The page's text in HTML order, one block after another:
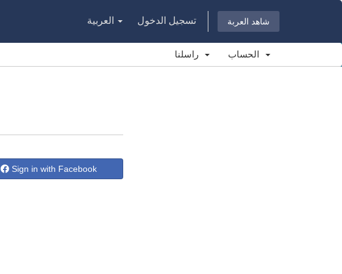
تسجيل الدخول شاهد العربة
Sign in with Facebook